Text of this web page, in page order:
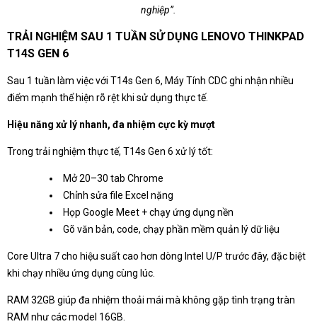
nghiệp”.
TRẢI NGHIỆM SAU 1 TUẦN SỬ DỤNG LENOVO THINKPAD
T14S GEN 6
Sau 1 tuần làm việc với T14s Gen 6, Máy Tính CDC ghi nhận nhiều
điểm mạnh thể hiện rõ rệt khi sử dụng thực tế.
Hiệu năng xử lý nhanh, đa nhiệm cực kỳ mượt
Trong trải nghiệm thực tế, T14s Gen 6 xử lý tốt:
Mở 20–30 tab Chrome
Chỉnh sửa file Excel nặng
Họp Google Meet + chạy ứng dụng nền
Gõ văn bản, code, chạy phần mềm quản lý dữ liệu
Core Ultra 7 cho hiệu suất cao hơn dòng Intel U/P trước đây, đặc biệt
khi chạy nhiều ứng dụng cùng lúc.
RAM 32GB giúp đa nhiệm thoải mái mà không gặp tình trạng tràn
RAM như các model 16GB.